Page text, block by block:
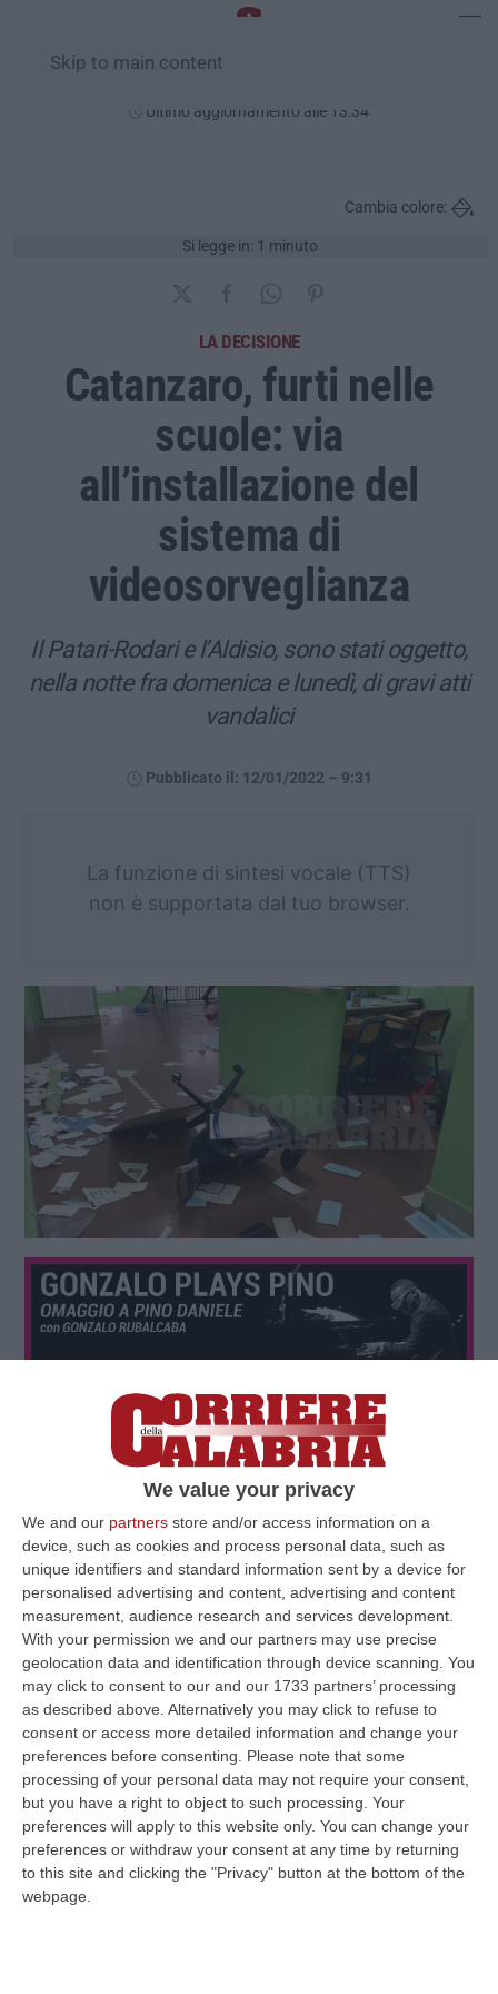
We value your privacy
We and our partners store and/or access information on a
device, such as cookies and process personal data, such as
unique identifiers and standard information sent by a device for
personalised advertising and content, advertising and content
measurement, audience research and services development.
With your permission we and our partners may use precise
geolocation data and identification through device scanning. You
may click to consent to our and our 1733 partners’ processing
as described above. Alternatively you may click to refuse to
consent or access more detailed information and change your
preferences before consenting.
Please note that some
processing of your personal data may not require your consent,
but you have a right to object to such processing. Your
preferences will apply to this website only. You can change your
preferences or withdraw your consent at any time by returning
to this site and clicking the "Privacy" button at the bottom of the
webpage.
Skip to main content
Ultimo aggiornamento alle 13:34
Si legge in: 1 minuto
Cambia colore:
LA DECISIONE
Catanzaro, furti nelle
scuole: via
all’installazione del
sistema di
videosorveglianza
Il Patari-Rodari e l’Aldisio, sono stati oggetto,
nella notte fra domenica e lunedì, di gravi atti
vandalici
Pubblicato il: 12/01/2022 – 9:31
La funzione di sintesi vocale (TTS)
non è supportata dal tuo browser.